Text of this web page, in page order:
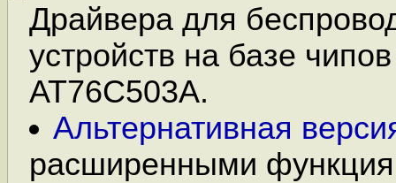
Драйвера для
устройств на базе
AT76C503A.
Альтернативная
расширенными